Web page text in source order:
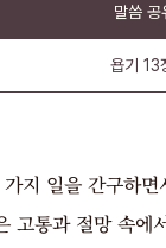
말씀 공
욥기 13
지 일을 간구하
고통과 절망 속